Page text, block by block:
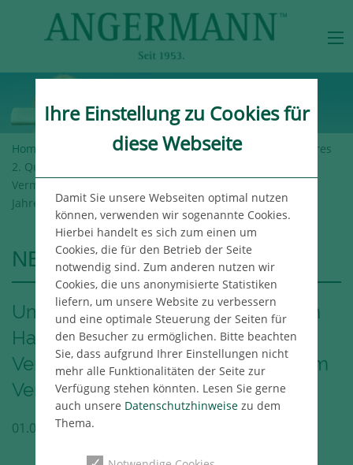
Home Angermann-Gruppe >Newsroom> Umsatzstärkeres
2. Quartal auf dem Hamburger Büromarkt –
Vermietungsleistung steigert sich im Vergleich zum
Jahresauftakt
NEWSROOM
Umsatzstärkeres 2. Quartal auf dem
Hamburger Büromarkt –
Vermietungsleistung steigert sich im
Vergleich zum Jahresauftakt
01.07.2024
Ihre Einstellung zu Cookies für
diese Webseite
Damit Sie unsere Webseiten optimal nutzen
können, verwenden wir sogenannte Cookies.
Hierbei handelt es sich zum einen um
Cookies, die für den Betrieb der Seite
notwendig sind. Zum anderen nutzen wir
Cookies, die uns anonymisierte Statistiken
liefern, um unsere Website zu verbessern
und eine optimale Steuerung der Seiten für
den Besucher zu ermöglichen. Bitte beachten
Sie, dass aufgrund Ihrer Einstellungen nicht
mehr alle Funktionalitäten der Seite zur
Verfügung stehen könnten. Lesen Sie gerne
auch unsere Datenschutzhinweisezu dem
Thema.